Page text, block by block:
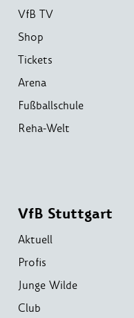
VfB TV
Shop
Tickets
Arena
Fußballschule
Reha-Welt
VfB Stuttgart
Aktuell
Profis
Junge Wilde
Club